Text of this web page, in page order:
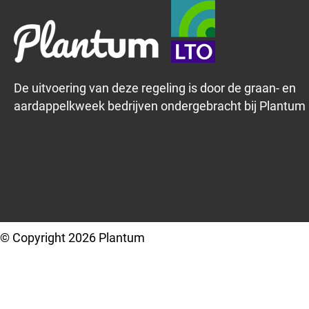
De uitvoering van deze regeling is door de graan- en
aardappelkweek bedrijven ondergebracht bij Plantum
© Copyright 2026 Plantum